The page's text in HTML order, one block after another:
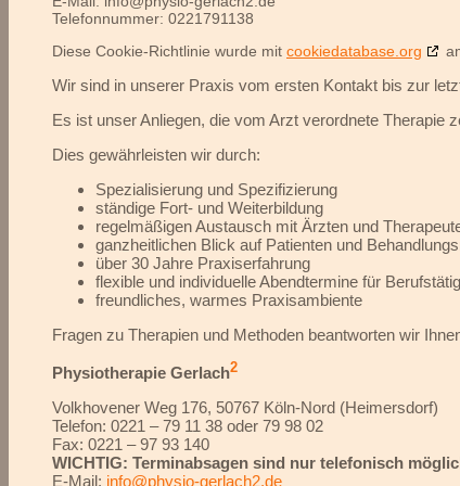
Telefonnummer: 0221791138
Diese Cookie-Richtlinie wurde mit cookiedatabase.org
Wir sind in unserer Praxis vom ersten Kontakt bis zur
Es ist unser Anliegen, die vom Arzt verordnete Therapie
Dies gewährleisten wir durch:
Spezialisierung und Spezifizierung
ständige Fort- und Weiterbildung
regelmäßigen Austausch mit Ärzten und
ganzheitlichen Blick auf Patienten und
über 30 Jahre Praxiserfahrung
flexible und individuelle Abendtermine für
freundliches, warmes Praxisambiente
Fragen zu Therapien und Methoden beantworten wir
Physiotherapie Gerlach2
Volkhovener Weg 176, 50767 Köln-Nord (Heimersdorf)
Telefon: 0221 – 79 11 38 oder 79 98 02
Fax: 0221 – 97 93 140
WICHTIG: Terminabsagen sind nur telefonisch
E-Mail: info@physio-gerlach2.de